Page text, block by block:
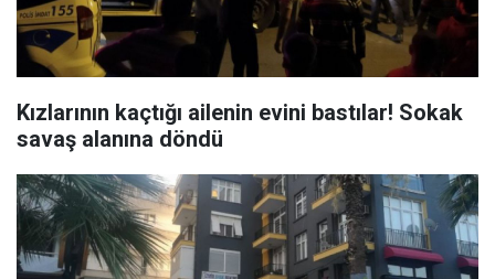
Kızlarının kaçtığı ailenin evini bastılar! Sokak
savaş alanına döndü